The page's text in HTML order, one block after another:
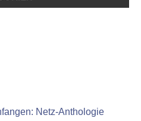
Netz-Anthologie